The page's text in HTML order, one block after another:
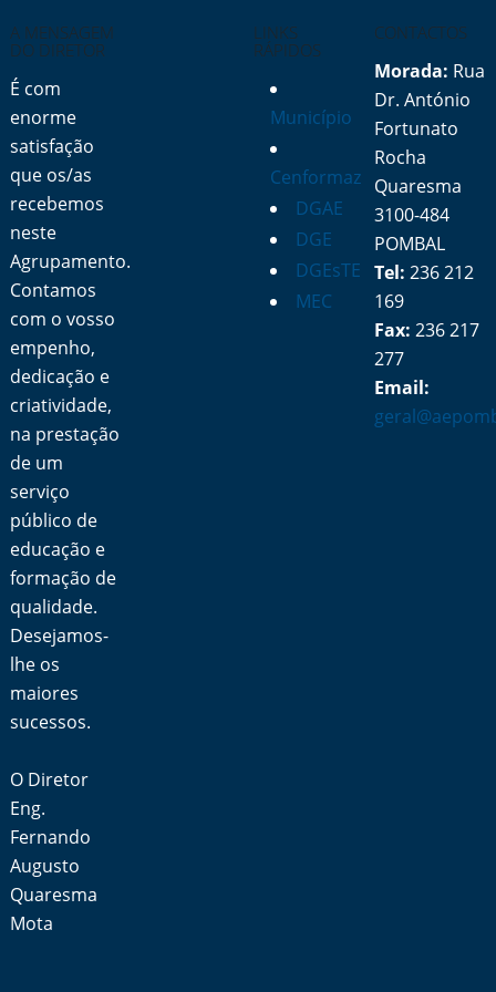
A MENSAGEM
DO DIRETOR
É com
enorme
satisfação
que os/as
recebemos
neste
Agrupamento.
Contamos
com o vosso
empenho,
dedicação e
criatividade,
na prestação
de um
serviço
público de
educação e
formação de
qualidade.
Desejamos-
lhe os
maiores
sucessos.
O Diretor
Eng.
Fernando
Augusto
Quaresma
Mota
LINKS
RÁPIDOS
Município
Cenformaz
DGAE
DGE
DGEsTE
MEC
CONTACTOS
Morada: Rua
Dr. António
Fortunato
Rocha
Quaresma
3100-484
POMBAL
Tel: 236 212
169
Fax: 236 217
277
Email: